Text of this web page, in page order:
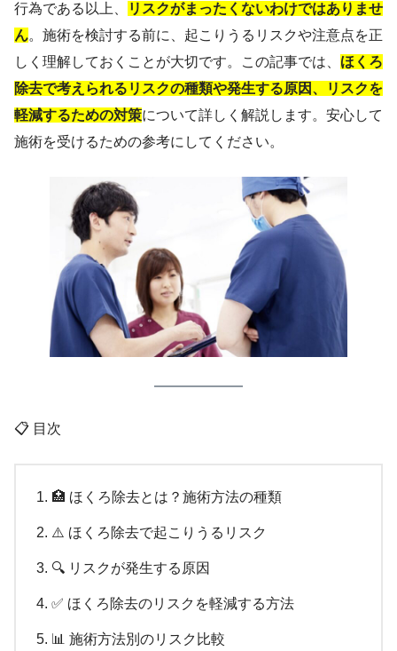
行為である以上、
リスクがまったくないわけではありませ
ん。施術を検討する前に、起こりうるリスクや注意点を正
しく理解しておくことが大切です。この記事では、 ほくろ
除去で考えられるリスクの種類や発生する原因、リスクを
軽減するための対策について詳しく解説します。安心して
施術を受けるための参考にしてください。
📋 目次
🏥 ほくろ除去とは？施術方法の種類
⚠️ ほくろ除去で起こりうるリスク
🔍 リスクが発生する原因
✅ ほくろ除去のリスクを軽減する方法
📊 施術方法別のリスク比較